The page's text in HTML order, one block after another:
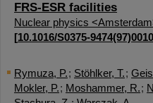
FRS-ESR facilities
Nuclear physics
[10.1016/S0375-
Rymuza, P.; Stöhlker, T.;
Mokler, P.; Moshammer, R.;